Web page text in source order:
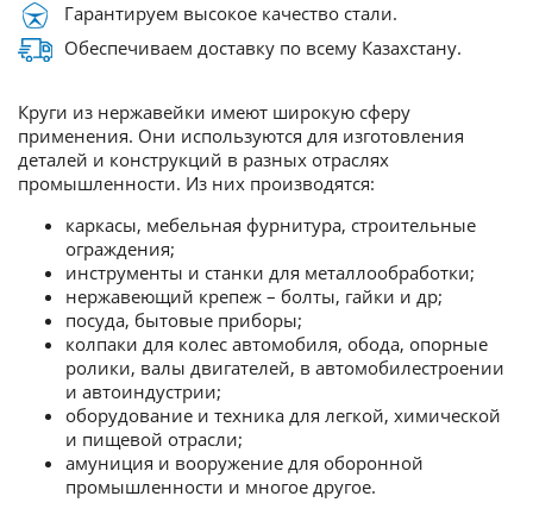
Гарантируем высокое качество стали.
Обеспечиваем доставку по всему Казахстану.
Круги из нержавейки имеют широкую сферу
применения. Они используются для изготовления
деталей и конструкций в разных отраслях
промышленности. Из них производятся:
каркасы, мебельная фурнитура, строительные
ограждения;
инструменты и станки для металлообработки;
нержавеющий крепеж – болты, гайки и др;
посуда, бытовые приборы;
колпаки для колес автомобиля, обода, опорные
ролики, валы двигателей, в автомобилестроении
и автоиндустрии;
оборудование и техника для легкой, химической
и пищевой отрасли;
амуниция и вооружение для оборонной
промышленности и многое другое.